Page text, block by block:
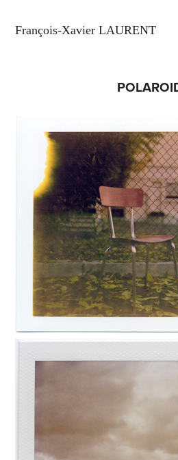
François-Xavier LAURENT